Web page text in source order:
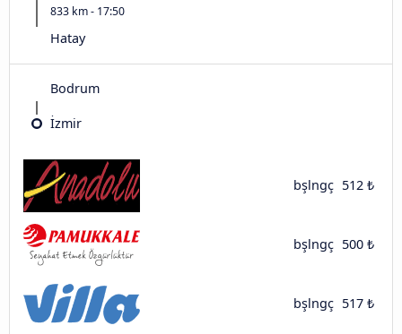
833 km - 17:50
Hatay
Bodrum
İzmir
bşlngç 512 ₺
bşlngç 500 ₺
bşlngç 517 ₺